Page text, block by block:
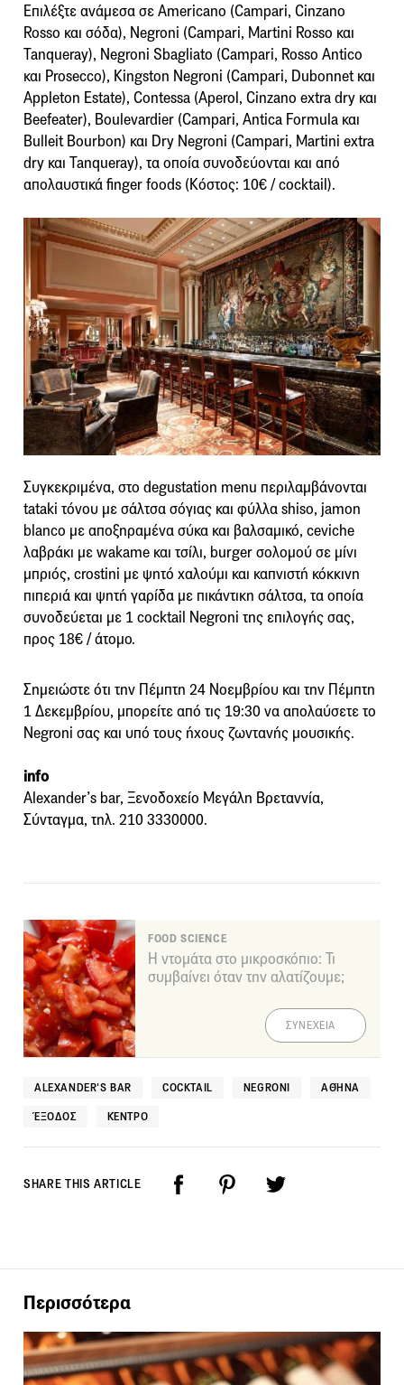
Επιλέξτε ανάμεσα σε Americano (Campari, Cinzano
Rosso και σόδα), Negroni (Campari, Martini Rosso και
Tanqueray), Negroni Sbagliato (Campari, Rosso Antico
και Prosecco), Kingston Negroni (Campari, Dubonnet και
Appleton Estate), Contessa (Aperol, Cinzano extra dry και
Beefeater), Boulevardier (Campari, Antica Formula και
Bulleit Bourbon) και Dry Negroni (Campari, Martini extra
dry και Tanqueray), τα οποία συνοδεύονται και από
απολαυστικά finger foods (Κόστος: 10€ / cocktail).
Συγκεκριμένα, στο degustation menu περιλαμβάνονται
tataki τόνου με σάλτσα σόγιας και φύλλα shiso, jamon
blanco με αποξηραμένα σύκα και βαλσαμικό, ceviche
λαβράκι με wakame και τσίλι, burger σολομού σε μίνι
μπριός, crostini με ψητό χαλούμι και καπνιστή κόκκινη
πιπεριά και ψητή γαρίδα με πικάντικη σάλτσα, τα οποία
συνοδεύεται με 1 cocktail Negroni της επιλογής σας,
προς 18€ / άτομο.
Σημειώστε ότι την Πέμπτη 24 Νοεμβρίου και την Πέμπτη
1 Δεκεμβρίου, μπορείτε από τις 19:30 να απολαύσετε το
Negroni σας και υπό τους ήχους ζωντανής μουσικής.
info
Alexander’s bar, Ξενοδοχείο Μεγάλη Βρεταννία,
Σύνταγμα, τηλ. 210 3330000.
FOOD SCIENCE
Η ντομάτα στο μικροσκόπιο: Τι
συμβαίνει όταν την αλατίζουμε;
ΣΥΝΕΧΕΙΑ
ALEXANDER'S BAR COCKTAIL NEGRONI ΑΘΉΝΑ
ΈΞΟΔΟΣ ΚΈΝΤΡΟ
SHARE THIS ARTICLE
Περισσότερα